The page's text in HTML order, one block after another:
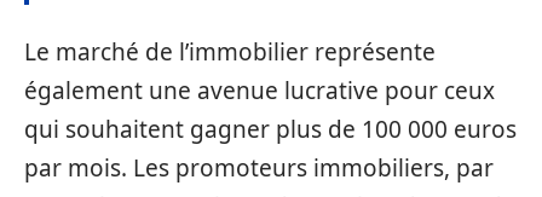
Le marché de l’immobilier représente
également une avenue lucrative pour ceux
qui souhaitent gagner plus de 100 000 euros
par mois. Les promoteurs immobiliers, par